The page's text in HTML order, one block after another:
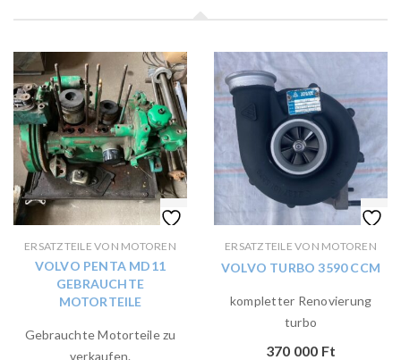
ERSATZTEILE VON MOTOREN
VOLVO PENTA MD11
GEBRAUCHTE
MOTORTEILE
Gebrauchte Motorteile zu
verkaufen.
ERSATZTEILE VON MOTOREN
VOLVO TURBO 3590 CCM
kompletter Renovierung
turbo
370 000 Ft